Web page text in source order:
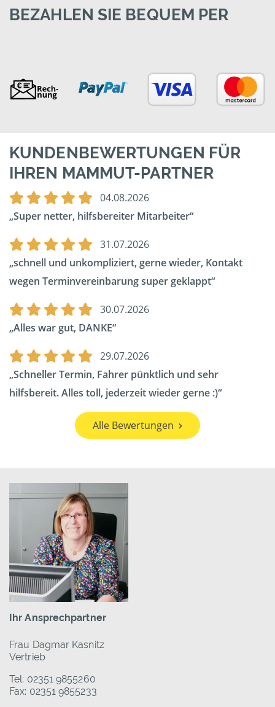
BEZAHLEN SIE BEQUEM PER
KUNDENBEWERTUNGEN FÜR
IHREN MAMMUT-PARTNER
04.08.2026
Super netter, hilfsbereiter Mitarbeiter
31.07.2026
schnell und unkompliziert, gerne wieder, Kontakt
wegen Terminvereinbarung super geklappt
30.07.2026
Alles war gut, DANKE
29.07.2026
Schneller Termin, Fahrer pünktlich und sehr
hilfsbereit. Alles toll, jederzeit wieder gerne :)
Alle Bewertungen
Ihr Ansprechpartner
Frau Dagmar Kasnitz
Vertrieb
Tel: 02351 9855260
Fax: 02351 9855233